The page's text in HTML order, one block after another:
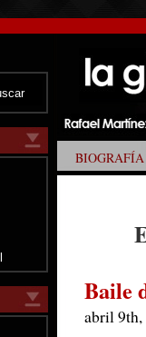
BIOGRAFÍA
Baile
abril